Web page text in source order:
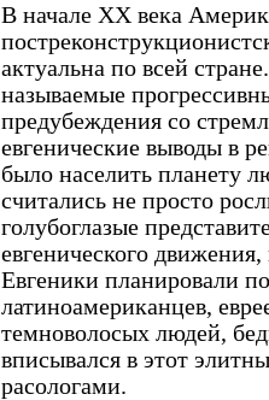
В начале XX века
актуальна по всей
называемые
предубеждения со
евгенические выводы в
было населить планету
считались не просто
голубоглазые
евгенического
Евгеники планировали
латиноамериканцев,
темноволосых людей,
вписывался в этот
расологами.